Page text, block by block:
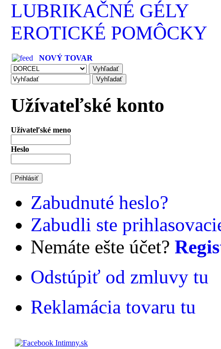
LUBRIKAČNÉ GÉLY
EROTICKÉ POMÔCKY
NOVÝ TOVAR
Užívateľské konto
Užívateľské meno
Heslo
Zabudnuté heslo?
Zabudli ste
Nemáte ešte účet?
Odstúpiť od zmluvy tu
Reklamácia tovaru tu